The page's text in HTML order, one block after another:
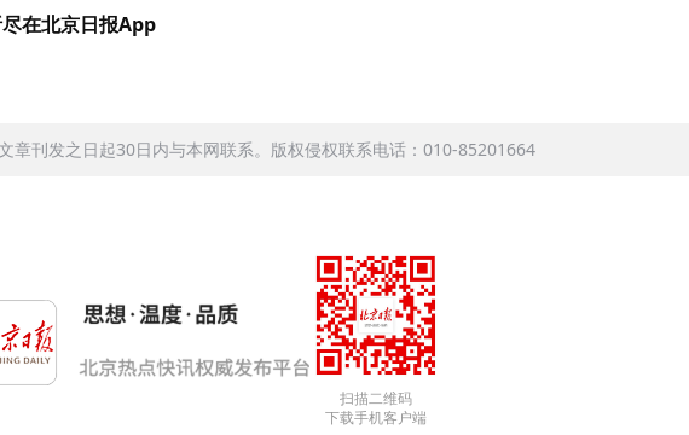
在北京日报App
章刊发之日起30日内与本网联系。版权侵权联系电话：010-85201664
扫描二维码
下载手机客户端